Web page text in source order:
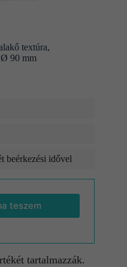
textúra,
90 mm
beérkezési idővel
teszem
tartalmazzák.